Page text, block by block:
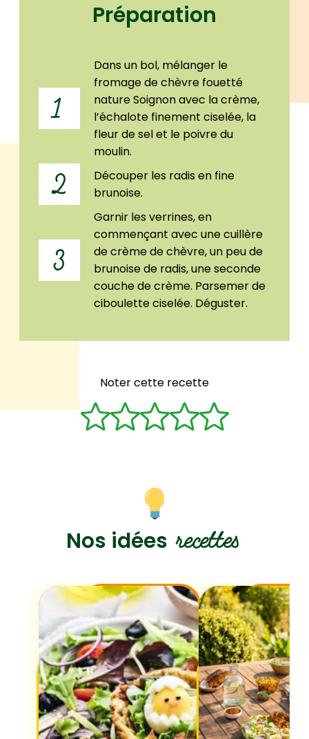
Préparation
1
Dans un bol, mélanger le
fromage de chèvre fouetté
nature Soignon avec la crème,
l’échalote finement ciselée, la
fleur de sel et le poivre du
moulin.
2
Découper les radis en fine
brunoise.
3
Garnir les verrines, en
commençant avec une cuillère
de crème de chèvre, un peu de
brunoise de radis, une seconde
couche de crème. Parsemer de
ciboulette ciselée. Déguster.
Noter cette recette
Nos idées recettes